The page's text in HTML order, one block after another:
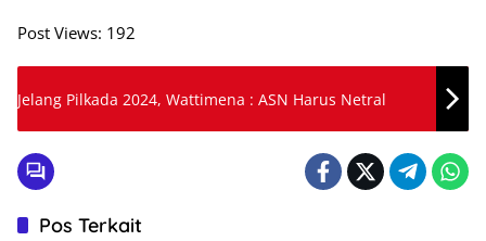
Post Views: 192
Jelang Pilkada 2024, Wattimena : ASN Harus Netral
Pos Terkait